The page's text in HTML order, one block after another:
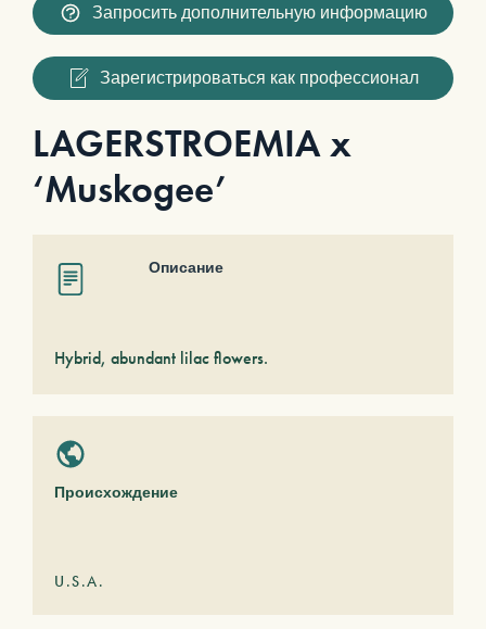
Запросить дополнительную информацию
Зарегистрироваться как профессионал
LAGERSTROEMIA x
‘Muskogee’
Описание
Hybrid, abundant lilac flowers.
Происхождение
U.S.A.